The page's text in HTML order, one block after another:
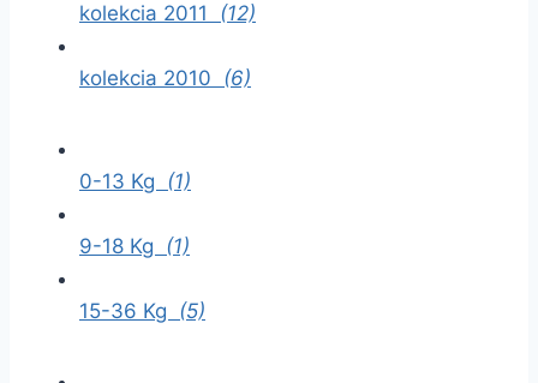
kolekcia 2011 (12)
kolekcia 2010 (6)
0-13 Kg (1)
9-18 Kg (1)
15-36 Kg (5)